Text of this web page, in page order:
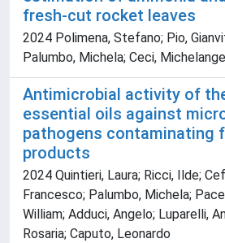
fresh-cut rocket leaves
2024 Polimena, Stefano; Pio,
Palumbo, Michela; Ceci,
Antimicrobial activity of
essential oils against
pathogens contaminating
products
2024 Quintieri, Laura; Ricci, Ilde;
Francesco; Palumbo, Michela;
William; Adduci, Angelo; Luparelli,
Rosaria; Caputo, Leonardo